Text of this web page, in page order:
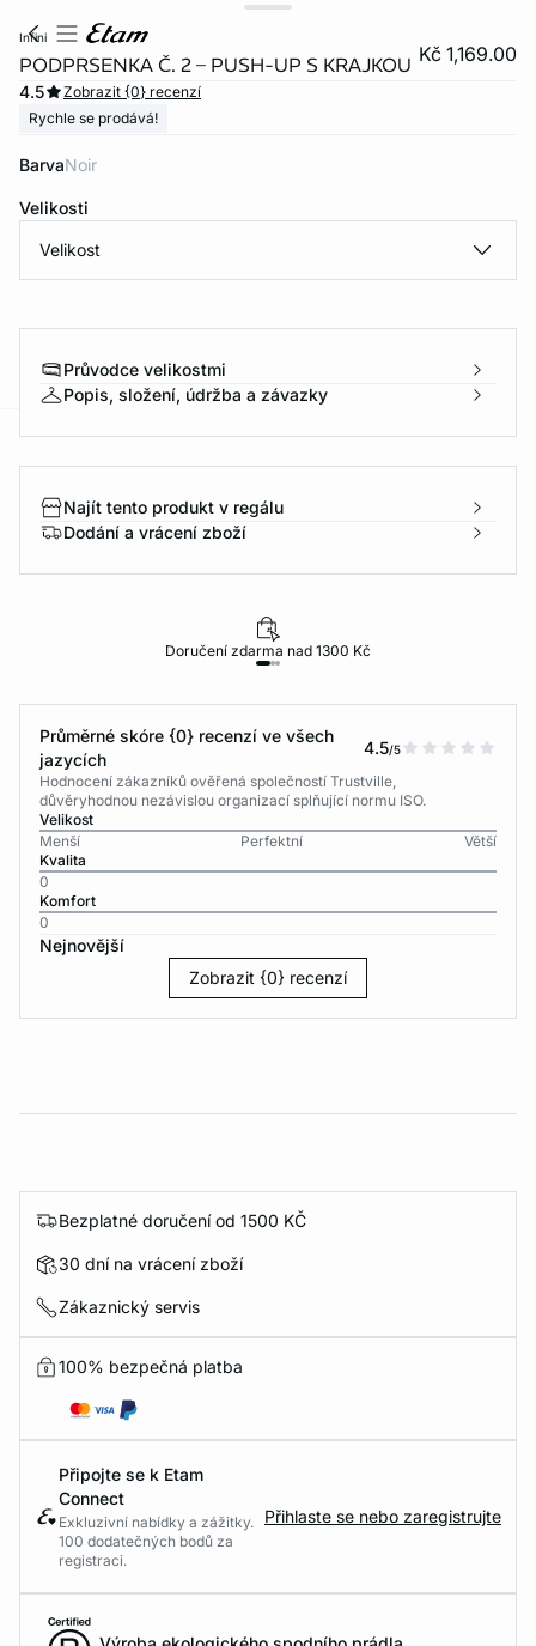
infini
PODPRSENKA Č. 2 – PUSH-UP S KRAJKOU Kč 1,169.00
4.5
Zobrazit {0} recenzí
Rychle se prodává!
Barva noir
Velikosti
Velikost
Průvodce velikostmi
Popis, složení, údržba a závazky
Najít tento produkt v regálu
Dodání a vrácení zboží
Doručení zdarma nad 1300 Kč
Průměrné skóre {0} recenzí ve všech
jazycích
4.5/5
Hodnocení zákazníků ověřená společností Trustville,
důvěryhodnou nezávislou organizací splňující normu ISO.
Velikost
Menší
Perfektní
Větší
Kvalita
0
Komfort
0
Nejnovější
Zobrazit {0} recenzí
Bezplatné doručení od 1500 KČ
30 dní na vrácení zboží
Zákaznický servis
100% bezpečná platba
Připojte se k Etam
Connect
Exkluzivní nabídky a zážitky.
100 dodatečných bodů za
registraci.
Přihlaste se nebo zaregistrujte